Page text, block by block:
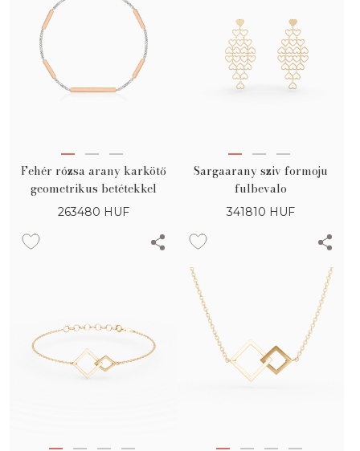
Fehér rózsa arany karkötő
geometrikus betétekkel
263480 HUF
Sargaarany sziv formoju
fulbevalo
341810 HUF